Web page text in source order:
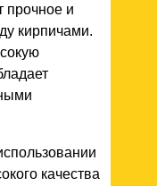
прочное и
кирпичами.
качества